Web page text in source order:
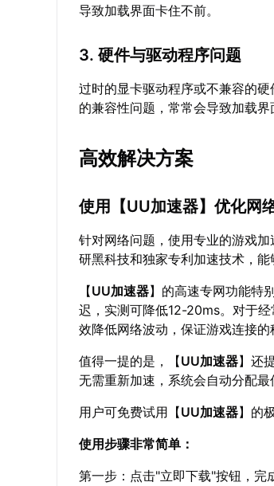
导致加载界面卡住不前。
3. 硬件与驱动程序问题
过时的显卡驱动程序或不兼容的
的兼容性问题，常常会导致加载界
高效解决方案
使用【UU加速器】优化网
针对网络问题，使用专业的游戏
研黑科技和独家专利加速技术，
【UU加速器】的高速专网功能特
迟，实测可降低12-20ms。对于
效降低网络波动，保证游戏连接的
值得一提的是，【UU加速器】还
无需重新加速，系统会自动分配最
用户可免费试用【UU加速器】的
使用步骤非常简单：
第一步：点击"立即下载"按钮，完